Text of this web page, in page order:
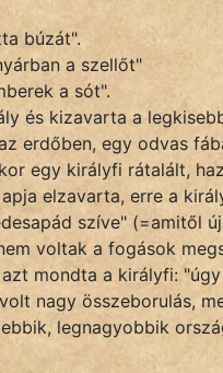
búzát".
a szellőt"
a sót".
és kizavarta a
erdőben, egy odvas
egy királyfi rátalált,
elzavarta, erre a
szíve" (=amitől
voltak a fogások
mondta a királyfi:
nagy összeborulás,
legnagyobbik